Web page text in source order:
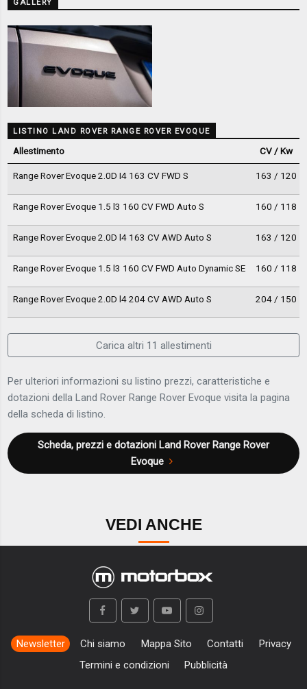
GALLERY
LISTINO LAND ROVER RANGE ROVER EVOQUE
Allestimento CV / Kw
Range Rover Evoque 2.0D I4 163 CV FWD S 163 / 120
Range Rover Evoque 1.5 l3 160 CV FWD Auto S 160 / 118
Range Rover Evoque 2.0D l4 163 CV AWD Auto S 163 / 120
Range Rover Evoque 1.5 l3 160 CV FWD Auto Dynamic SE 160 / 118
Range Rover Evoque 2.0D l4 204 CV AWD Auto S 204 / 150
Carica altri 11 allestimenti
Per ulteriori informazioni su listino prezzi, caratteristiche e
dotazioni della Land Rover Range Rover Evoque visita la pagina
della scheda di listino.
Scheda, prezzi e dotazioni Land Rover Range Rover
Evoque
VEDI ANCHE
Newsletter Chi siamo Mappa Sito Contatti
Privacy
Termini e condizioni
Pubblicità